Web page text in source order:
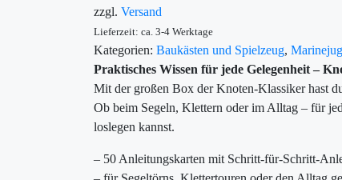
zzgl. Versand
Lieferzeit: ca. 3-4 Werktage
Kategorien: Baukästen und Spielzeug,
Praktisches Wissen für jede Gelegenheit –
Mit der großen Box der Knoten-Klassiker hast
Ob beim Segeln, Klettern oder im Alltag – für
loslegen kannst.
– 50 Anleitungskarten mit Schritt-für-Schritt-